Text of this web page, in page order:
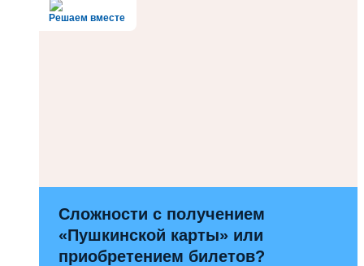
Решаем вместе
Сложности с получением
«Пушкинской карты» или
приобретением билетов?